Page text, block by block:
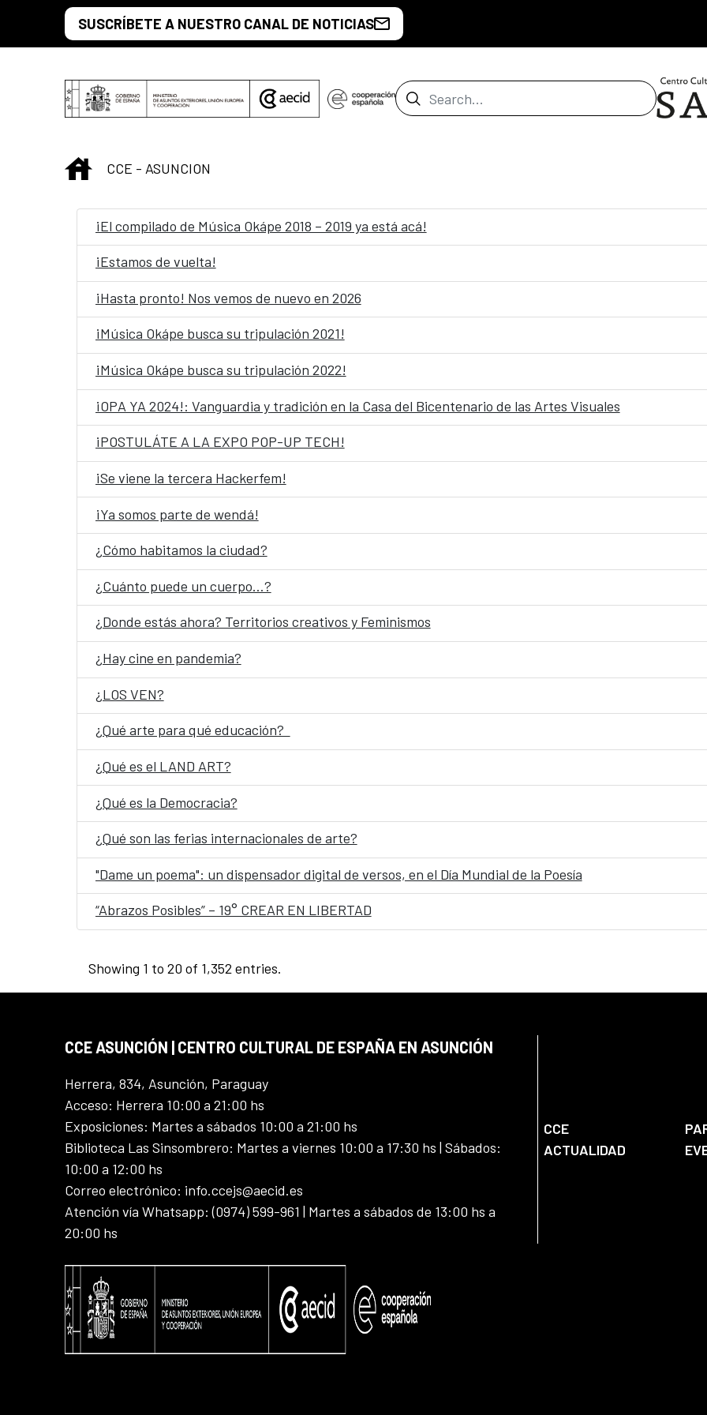
Skip to Main ContentSUSCRÍBETE A NUESTRO CANAL DE NOTICIAS
Search Bar
INICIO
CCE - ASUNCION
¡El compilado de Música Okápe 2018 – 2019 ya está acá!
¡Estamos de vuelta!
¡Hasta pronto! Nos vemos de nuevo en 2026
¡Música Okápe busca su tripulación 2021!
¡Música Okápe busca su tripulación 2022!
¡OPA YA 2024!: Vanguardia y tradición en la Casa del Bicentenario de las Artes Visuales
¡POSTULÁTE A LA EXPO POP-UP TECH!
¡Se viene la tercera Hackerfem!
¡Ya somos parte de wendá!
¿Cómo habitamos la ciudad?
¿Cuánto puede un cuerpo…?
¿Donde estás ahora? Territorios creativos y Feminismos
¿Hay cine en pandemia?
¿LOS VEN?
¿Qué arte para qué educación?
¿Qué es el LAND ART?
¿Qué es la Democracia?
¿Qué son las ferias internacionales de arte?
"Dame un poema": un dispensador digital de versos, en el Día Mundial de la Poesía
“Abrazos Posibles” – 19° CREAR EN LIBERTAD
Showing 1 to 20 of 1,352 entries.
CCE ASUNCIÓN | CENTRO CULTURAL DE ESPAÑA EN ASUNCIÓN
Herrera, 834, Asunción, Paraguay
Acceso: Herrera 10:00 a 21:00 hs
Exposiciones: Martes a sábados 10:00 a 21:00 hs
Biblioteca Las Sinsombrero: Martes a viernes 10:00 a 17:30 hs | Sábados:
10:00 a 12:00 hs
Correo electrónico: info.ccejs@aecid.es
Atención vía Whatsapp: (0974) 599-961 | Martes a sábados de 13:00 hs a
20:00 hs
CCE
ACTUALIDAD